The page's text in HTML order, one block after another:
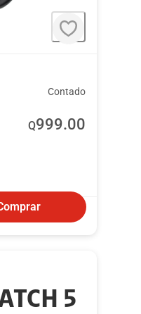
Contado
Q999.00
5